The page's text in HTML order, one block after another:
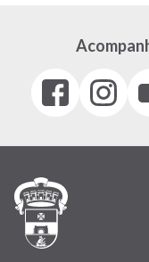
Facebook
(link
em
janela)
Instagram
(link
em
em